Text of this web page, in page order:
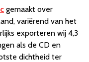
gemaakt over
variërend van het
exporteren wij 4,3
als de CD en
dichtheid ter